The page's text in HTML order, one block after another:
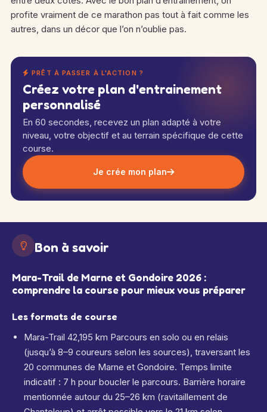
profite vraiment de ce marathon pas tout à fait comme les
autres, dans un décor que l’on n’oublie pas.
PRÊT À PASSER À L'ACTION ?
Créez votre plan d'entrainement
personnalisé
En 60 secondes, recevez un plan adapté à votre
niveau, votre objectif et au terrain spécifique de cette
course.
Je crée mon plan
Bon à savoir
Mara-Trail de Marne et Gondoire 2026 :
comprendre la course pour mieux vous préparer
Les formats de course
Mara-Trail 42,195 km Parcours en solo ou en relais
(jusqu’à 8–9 coureurs selon les sources), traversant les
20 communes de Marne et Gondoire. Temps limite
indicatif : 7 h pour boucler le parcours. Barrière horaire
mentionnée autour du 25–26 km (ravitaillement de